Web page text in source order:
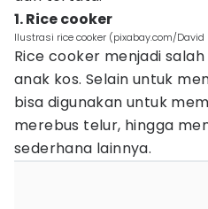
1. Rice cooker
Ilustrasi rice cooker (pixabay.com/
Rice cooker menjadi
anak kos. Selain untuk
bisa digunakan untuk
merebus telur, hingga
sederhana lainnya.